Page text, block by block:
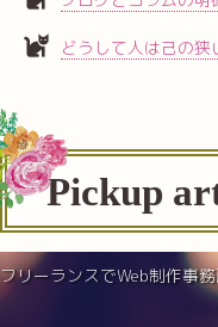
どうして人は己の
Pickup
フリーランスでWeb制作事